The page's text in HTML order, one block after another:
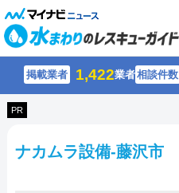
掲載業者 1,422業者相談件数
PR
ナカムラ設備-藤沢市